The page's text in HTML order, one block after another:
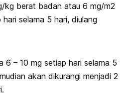
kg berat badan atau 6 mg/m2
selama 5 hari, diulang
6 – 10 mg setiap hari selama 5
akan dikurangi menjadi 2